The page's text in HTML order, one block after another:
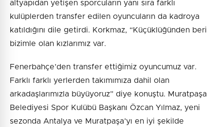
altyapıdan yetişen sporcuların yanı sıra farklı
kulüplerden transfer edilen oyuncuların da kadroya
katıldığını dile getirdi. Korkmaz, “Küçüklüğünden beri
bizimle olan kızlarımız var.
Fenerbahçe’den transfer ettiğimiz oyuncumuz var.
Farklı farklı yerlerden takımımıza dahil olan
arkadaşlarımızla büyüyoruz” diye konuştu. Muratpaşa
Belediyesi Spor Kulübü Başkanı Özcan Yılmaz, yeni
sezonda Antalya ve Muratpaşa’yı en iyi şekilde